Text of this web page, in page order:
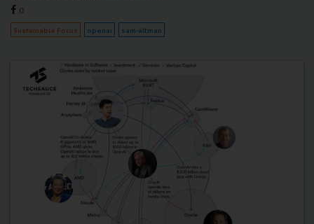
0
Sustainable Focus openai sam-altman